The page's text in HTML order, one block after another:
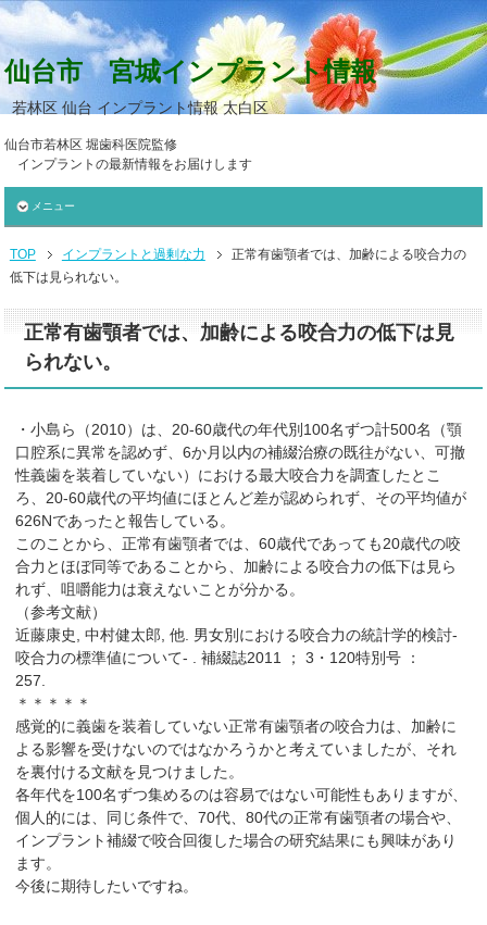
仙台市 宮城インプラント情報
若林区 仙台 インプラント情報 太白区
仙台市若林区 堀歯科医院監修
インプラントの最新情報をお届けします
メニュー
TOP インプラントと過剰な力
正常有歯顎者では、加齢による咬合力の
低下は見られない。
正常有歯顎者では、加齢による咬合力の低下は見
られない。
・小島ら（2010）は、20-60歳代の年代別100名ずつ計500名（顎
口腔系に異常を認めず、6か月以内の補綴治療の既往がない、可撤
性義歯を装着していない）における最大咬合力を調査したとこ
ろ、20-60歳代の平均値にほとんど差が認められず、その平均値が
626Nであったと報告している。
このことから、正常有歯顎者では、60歳代であっても20歳代の咬
合力とほぼ同等であることから、加齢による咬合力の低下は見ら
れず、咀嚼能力は衰えないことが分かる。
（参考文献）
近藤康史, 中村健太郎, 他. 男女別における咬合力の統計学的検討-
咬合力の標準値について‐ . 補綴誌2011 ； 3・120特別号 ：
257.
＊＊＊＊＊
感覚的に義歯を装着していない正常有歯顎者の咬合力は、加齢に
よる影響を受けないのではなかろうかと考えていましたが、それ
を裏付ける文献を見つけました。
各年代を100名ずつ集めるのは容易ではない可能性もありますが、
個人的には、同じ条件で、70代、80代の正常有歯顎者の場合や、
インプラント補綴で咬合回復した場合の研究結果にも興味があり
ます。
今後に期待したいですね。